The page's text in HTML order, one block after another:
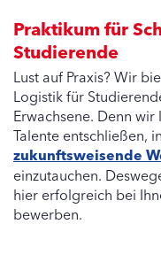
Praktikum für
Studierende
Lust auf Praxis? Wir
Logistik für
Erwachsene. Denn
Talente entschließen,
zukunftsweisende
einzutauchen.
hier erfolgreich bei
bewerben.